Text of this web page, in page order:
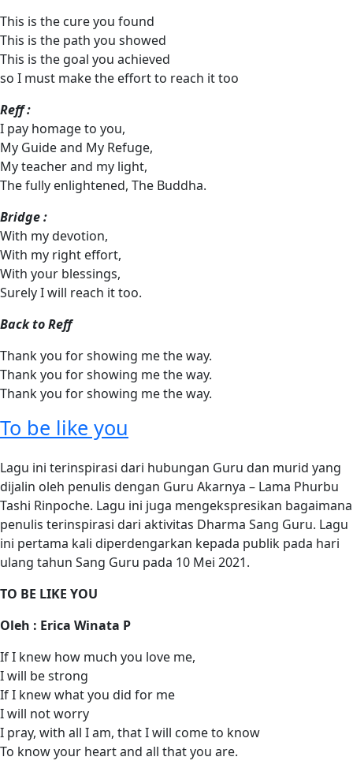
This is the cure you found
This is the path you showed
This is the goal you achieved
so I must make the effort to reach it too
Reff :
I pay homage to you,
My Guide and My Refuge,
My teacher and my light,
The fully enlightened, The Buddha.
Bridge :
With my devotion,
With my right effort,
With your blessings,
Surely I will reach it too.
Back to Reff
Thank you for showing me the way.
Thank you for showing me the way.
Thank you for showing me the way.
To be like you
Lagu ini terinspirasi dari hubungan Guru dan murid yang
dijalin oleh penulis dengan Guru Akarnya – Lama Phurbu
Tashi Rinpoche. Lagu ini juga mengekspresikan bagaimana
penulis terinspirasi dari aktivitas Dharma Sang Guru. Lagu
ini pertama kali diperdengarkan kepada publik pada hari
ulang tahun Sang Guru pada 10 Mei 2021.
TO BE LIKE YOU
Oleh : Erica Winata P
If I knew how much you love me,
I will be strong
If I knew what you did for me
I will not worry
I pray, with all I am, that I will come to know
To know your heart and all that you are.